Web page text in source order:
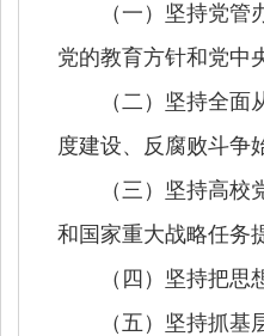
（一）坚持党管办
党的教育方针和党中
（二）坚持全面从
度建设、反腐败斗争
（三）坚持高校党
和国家重大战略任务
（四）坚持把思想
（五）坚持抓基层